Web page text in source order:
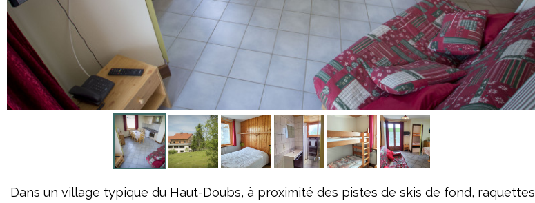
Dans un village typique du Haut-Doubs, à proximité des pistes de skis de fond, raquettes